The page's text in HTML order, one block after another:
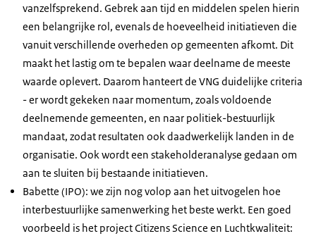
vanzelfsprekend. Gebrek aan tijd en middelen spelen hierin
een belangrijke rol, evenals de hoeveelheid initiatieven die
vanuit verschillende overheden op gemeenten afkomt. Dit
maakt het lastig om te bepalen waar deelname de meeste
waarde oplevert. Daarom hanteert de VNG duidelijke criteria
- er wordt gekeken naar momentum, zoals voldoende
deelnemende gemeenten, en naar politiek-bestuurlijk
mandaat, zodat resultaten ook daadwerkelijk landen in de
organisatie. Ook wordt een stakeholderanalyse gedaan om
aan te sluiten bij bestaande initiatieven.
Babette (IPO): we zijn nog volop aan het uitvogelen hoe
interbestuurlijke samenwerking het beste werkt. Een goed
voorbeeld is het project Citizens Science en Luchtkwaliteit: